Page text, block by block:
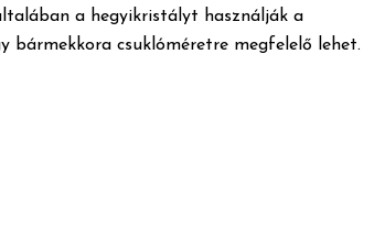
a hegyikristályt használják a
bármekkora csuklóméretre megfelelő lehet.